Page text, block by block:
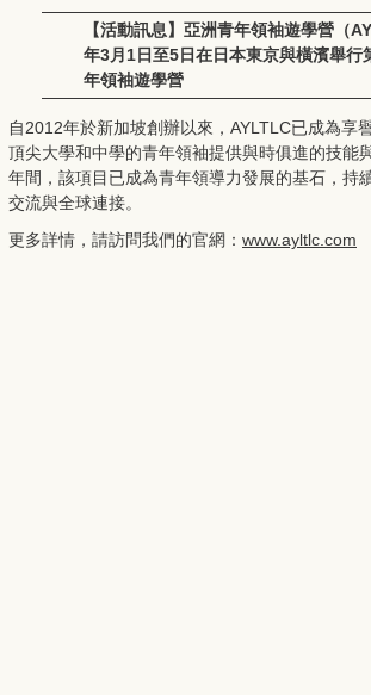
【活動訊息】亞洲青年領袖遊學營（
年3月1日至5日在日本東京與橫濱舉行
年領袖遊學營
自2012年於新加坡創辦以來， AYLTLC已成為享
頂尖大學和中學的青年領袖提供與時俱進的技能
年間，該項目已成為青年領導力發展的基石， 持
交流與全球連接。
更多詳情，請訪問我們的官網： www.ayltlc.com